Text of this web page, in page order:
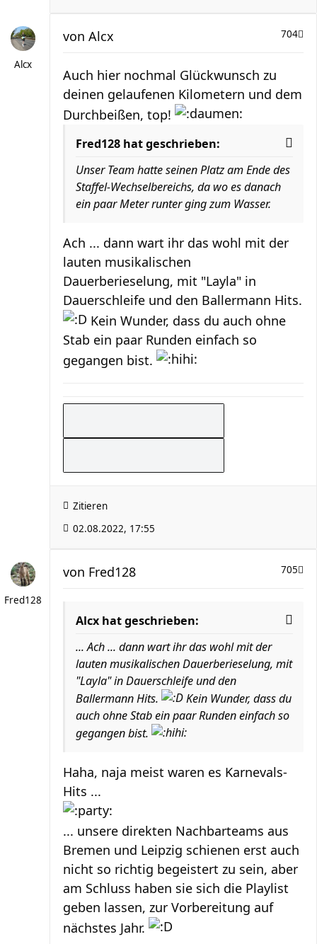
Alcx
704
von Alcx
Auch hier nochmal Glückwunsch zu
deinen gelaufenen Kilometern und dem
Durchbeißen, top!
Fred128 hat geschrieben:
Unser Team hatte seinen Platz am Ende des
Staffel-Wechselbereichs, da wo es danach
ein paar Meter runter ging zum Wasser.
Ach ... dann wart ihr das wohl mit der
lauten musikalischen
Dauerberieselung, mit "Layla" in
Dauerschleife und den Ballermann Hits.
Kein Wunder, dass du auch ohne
Stab ein paar Runden einfach so
gegangen bist.
Zitieren
02.08.2022, 17:55
Fred128
705
von Fred128
Alcx hat geschrieben:
... Ach ... dann wart ihr das wohl mit der
lauten musikalischen Dauerberieselung, mit
"Layla" in Dauerschleife und den
Ballermann Hits.
Kein Wunder, dass du
auch ohne Stab ein paar Runden einfach so
gegangen bist.
Haha, naja meist waren es Karnevals-
Hits ...
... unsere direkten Nachbarteams aus
Bremen und Leipzig schienen erst auch
nicht so richtig begeistert zu sein, aber
am Schluss haben sie sich die Playlist
geben lassen, zur Vorbereitung auf
nächstes Jahr.